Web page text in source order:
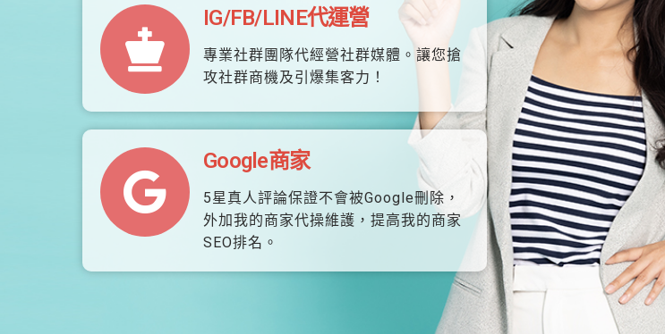
IG/FB/LINE代運營
專業社群團隊代經營社群媒體。讓您搶
攻社群商機及引爆集客力！
Google商家
5星真人評論保證不會被Google刪除，
外加我的商家代操維護，提高我的商家
SEO排名。